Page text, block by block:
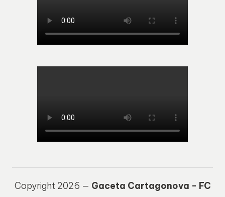
Copyright 2026 — Gaceta Cartagonova - FC